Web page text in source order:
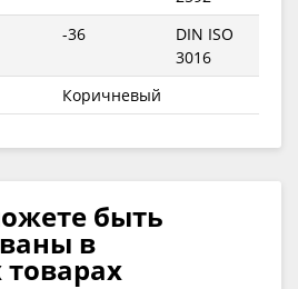
-36
DIN ISO
3016
Коричневый
быть
в